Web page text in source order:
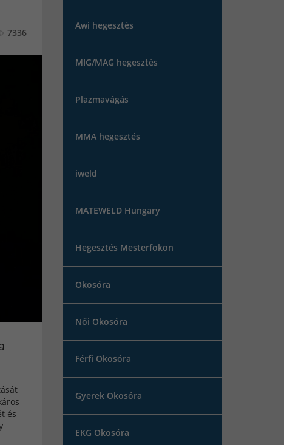
7336
és
Awi hegesztés
MIG/MAG hegesztés
Plazmavágás
MMA hegesztés
iweld
MATEWELD Hungary
Hegesztés Mesterfokon
Okosóra
Női Okosóra
Férfi Okosóra
Gyerek Okosóra
EKG Okosóra